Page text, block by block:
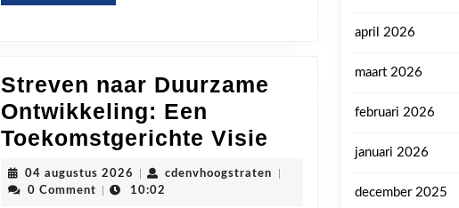
Betere
MORE
Streven naar Duurzame
Ontwikkeling: Een
Toekomstgerichte Visie
naar
Duurzame
04 augustus 2026 04
augustus
cdenvhoogstraten cdenvhoogstraten
0 Comment 10:02
april 2026
maart 2026
februari 2026
januari 2026
december 2025